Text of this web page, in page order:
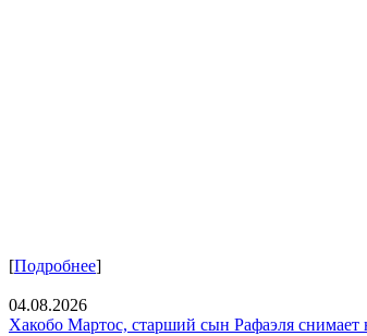
[Подробнее]
04.08.2026
Хакобо Мартос, старший сын Рафаэля